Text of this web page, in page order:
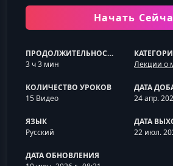
Начать
ПРОДОЛЖИТЕЛЬНОСТЬ
3 ч 3 мин
Лекции о
КОЛИЧЕСТВО УРОКОВ
15 Видео
ДАТА
24 апр.
ЯЗЫК
Русский
ДАТА
22 июл.
ДАТА ОБНОВЛЕНИЯ